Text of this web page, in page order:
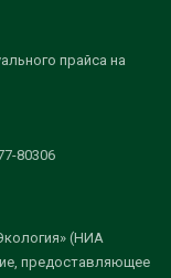
прайса на
80306
(НИА
предоставляющее